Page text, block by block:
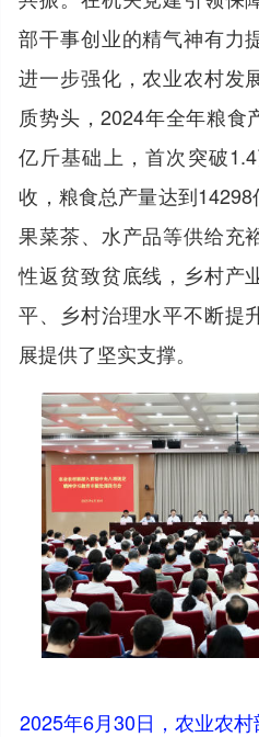
部干事创业的精气神有力
进一步强化，农业农村发
质势头，2024年全年粮食
亿斤基础上，首次突破
收，粮食总产量达到14298
果菜茶、水产品等供给充
性返贫致贫底线，乡村产
平、乡村治理水平不断提
展提供了坚实支撑。
2025年6月30日，农业农